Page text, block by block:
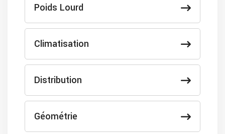
Poids Lourd
Climatisation
Distribution
Géométrie